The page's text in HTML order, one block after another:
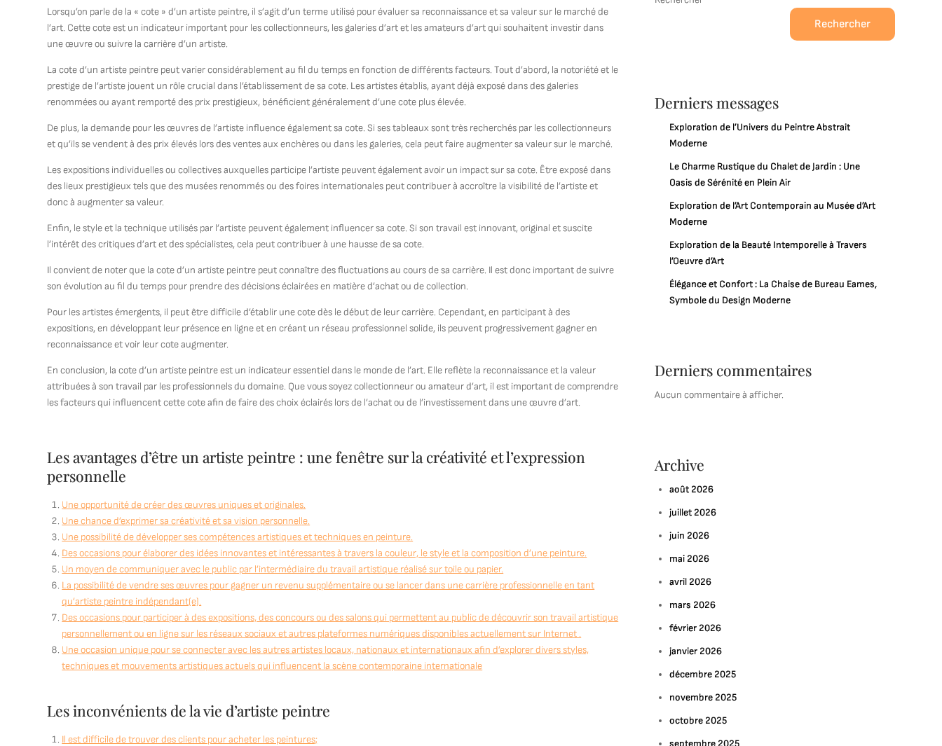
Lorsqu’on parle de la « cote » d’un artiste peintre, il s’agit d’un terme utilisé pour évaluer sa reconnaissance et sa valeur sur le marché de
l’art. Cette cote est un indicateur important pour les collectionneurs, les galeries d’art et les amateurs d’art qui souhaitent investir dans
une œuvre ou suivre la carrière d’un artiste.
La cote d’un artiste peintre peut varier considérablement au fil du temps en fonction de différents facteurs. Tout d’abord, la notoriété et le
prestige de l’artiste jouent un rôle crucial dans l’établissement de sa cote. Les artistes établis, ayant déjà exposé dans des galeries
renommées ou ayant remporté des prix prestigieux, bénéficient généralement d’une cote plus élevée.
De plus, la demande pour les œuvres de l’artiste influence également sa cote. Si ses tableaux sont très recherchés par les collectionneurs
et qu’ils se vendent à des prix élevés lors des ventes aux enchères ou dans les galeries, cela peut faire augmenter sa valeur sur le marché.
Les expositions individuelles ou collectives auxquelles participe l’artiste peuvent également avoir un impact sur sa cote. Être exposé dans
des lieux prestigieux tels que des musées renommés ou des foires internationales peut contribuer à accroître la visibilité de l’artiste et
donc à augmenter sa valeur.
Enfin, le style et la technique utilisés par l’artiste peuvent également influencer sa cote. Si son travail est innovant, original et suscite
l’intérêt des critiques d’art et des spécialistes, cela peut contribuer à une hausse de sa cote.
Il convient de noter que la cote d’un artiste peintre peut connaître des fluctuations au cours de sa carrière. Il est donc important de suivre
son évolution au fil du temps pour prendre des décisions éclairées en matière d’achat ou de collection.
Pour les artistes émergents, il peut être difficile d’établir une cote dès le début de leur carrière. Cependant, en participant à des
expositions, en développant leur présence en ligne et en créant un réseau professionnel solide, ils peuvent progressivement gagner en
reconnaissance et voir leur cote augmenter.
En conclusion, la cote d’un artiste peintre est un indicateur essentiel dans le monde de l’art. Elle reflète la reconnaissance et la valeur
attribuées à son travail par les professionnels du domaine. Que vous soyez collectionneur ou amateur d’art, il est important de comprendre
les facteurs qui influencent cette cote afin de faire des choix éclairés lors de l’achat ou de l’investissement dans une œuvre d’art.
Les avantages d’être un artiste peintre : une fenêtre sur la créativité et l’expression
personnelle
Une opportunité de créer des œuvres uniques et originales.
Une chance d’exprimer sa créativité et sa vision personnelle.
Une possibilité de développer ses compétences artistiques et techniques en peinture.
Des occasions pour élaborer des idées innovantes et intéressantes à travers la couleur, le style et la composition d’une peinture.
Un moyen de communiquer avec le public par l’intermédiaire du travail artistique réalisé sur toile ou papier.
La possibilité de vendre ses œuvres pour gagner un revenu supplémentaire ou se lancer dans une carrière professionnelle en tant
qu’artiste peintre indépendant(e).
Des occasions pour participer à des expositions, des concours ou des salons qui permettent au public de découvrir son travail artistique
personnellement ou en ligne sur les réseaux sociaux et autres plateformes numériques disponibles actuellement sur Internet .
Une occasion unique pour se connecter avec les autres artistes locaux, nationaux et internationaux afin d’explorer divers styles,
techniques et mouvements artistiques actuels qui influencent la scène contemporaine internationale
Les inconvénients de la vie d’artiste peintre
Il est difficile de trouver des clients pour acheter les peintures;
Rechercher
Derniers messages
Exploration de l’Univers du Peintre Abstrait
Moderne
Le Charme Rustique du Chalet de Jardin : Une
Oasis de Sérénité en Plein Air
Exploration de l’Art Contemporain au Musée d’Art
Moderne
Exploration de la Beauté Intemporelle à Travers
l’Oeuvre d’Art
Élégance et Confort : La Chaise de Bureau Eames,
Symbole du Design Moderne
Derniers commentaires
Aucun commentaire à afficher.
Archive
août 2026
juillet 2026
juin 2026
mai 2026
avril 2026
mars 2026
février 2026
janvier 2026
décembre 2025
novembre 2025
octobre 2025
septembre 2025